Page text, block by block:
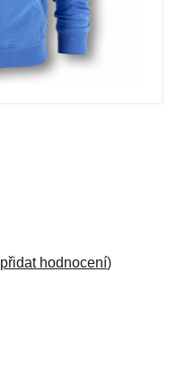
přidat hodnocení)